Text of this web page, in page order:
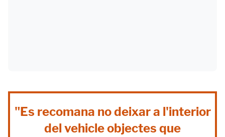
"Es recomana no deixar a l'interior
del vehicle objectes que